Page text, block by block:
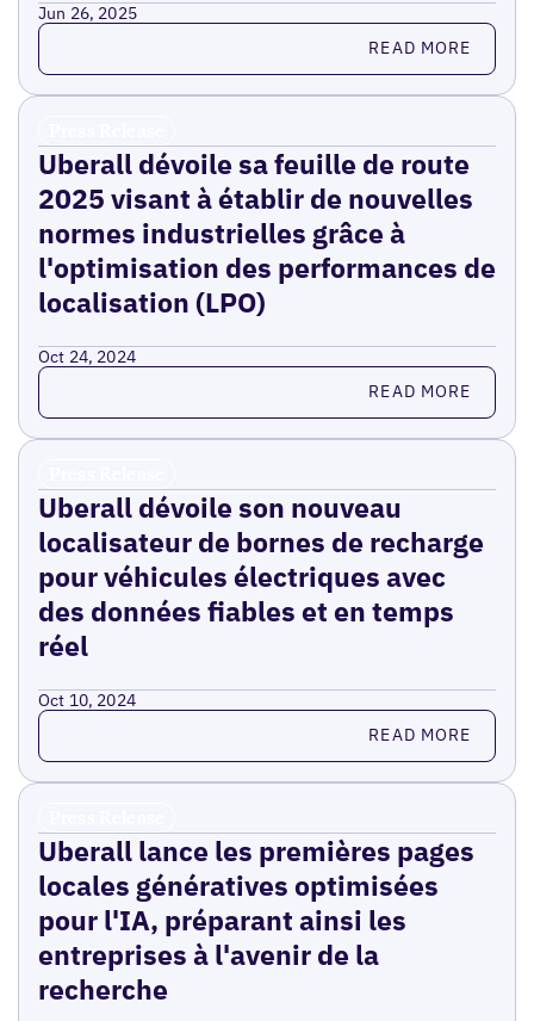
Jun 26, 2025
Read more READ MORE
Uberall dévoile sa feuille de route
2025 visant à établir de nouvelles
normes industrielles grâce à
l'optimisation des performances de
localisation (LPO)
Oct 24, 2024
Read more READ MORE
Uberall dévoile son nouveau
localisateur de bornes de recharge
pour véhicules électriques avec
des données fiables et en temps
réel
Oct 10, 2024
Read more READ MORE
Uberall lance les premières pages
locales génératives optimisées
pour l'IA, préparant ainsi les
entreprises à l'avenir de la
recherche